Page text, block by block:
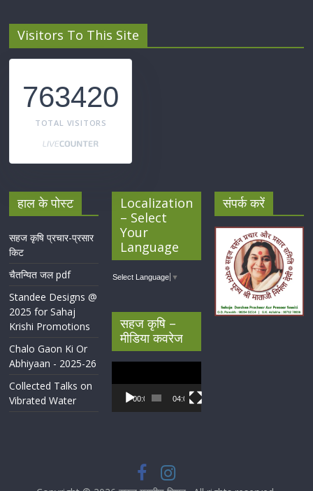
Visitors To This Site
763420
TOTAL VISITORS
हाल के पोस्ट
सहज कृषि प्रचार-प्रसार
किट
चैतन्यित जल pdf
Standee Designs @
2025 for Sahaj
Krishi Promotions
Chalo Gaon Ki Or
Abhiyaan - 2025-26
Collected Talks on
Vibrated Water
Localization
– Select
Your
Language
Select Language ▼
सहज कृषि –
मीडिया कवरेज
Player
00:00 04:07
संपर्क करें